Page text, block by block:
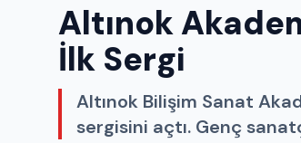
Altınok
İlk Sergi
Altınok Bilişim Sanat
sergisini açtı. Genç